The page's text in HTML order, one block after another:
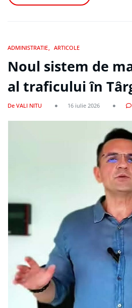
ADMINISTRATIE ARTICOLE
Noul sistem de
al traficului în
De VALI NITU 16 iulie 2026